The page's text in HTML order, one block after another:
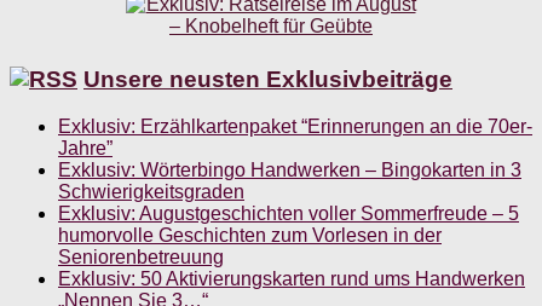
Unsere neusten Exklusivbeiträge
Exklusiv: Erzählkartenpaket “Erinnerungen an die 70er-
Jahre”
Exklusiv: Wörterbingo Handwerken – Bingokarten in 3
Schwierigkeitsgraden
Exklusiv: Augustgeschichten voller Sommerfreude – 5
humorvolle Geschichten zum Vorlesen in der
Seniorenbetreuung
Exklusiv: 50 Aktivierungskarten rund ums Handwerken
„Nennen Sie 3…“